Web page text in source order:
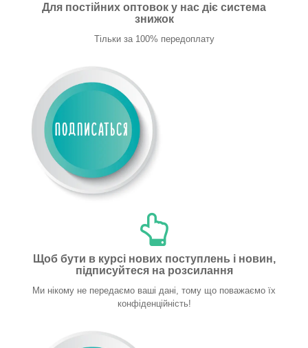
Для постійних оптовок у нас діє система
знижок
Тільки за 100% передоплату
Щоб бути в курсі нових поступлень і новин,
підписуйтеся на розсилання
Ми нікому не передаємо ваші дані, тому що поважаємо їх
конфіденційність!